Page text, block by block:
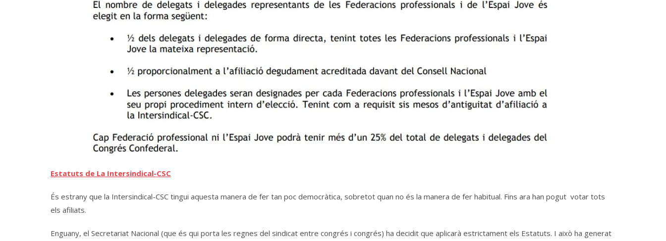
Estatuts de La Intersindical-CSC
És estrany que la Intersindical-CSC tingui aquesta manera de fer tan poc democràtica, sobretot quan no és la manera de fer habitual. Fins ara han pogut votar tots
els afiliats.
Enguany, el Secretariat Nacional (que és qui porta les regnes del sindicat entre congrés i congrés) ha decidit que aplicarà estrictament els Estatuts. I això ha generat